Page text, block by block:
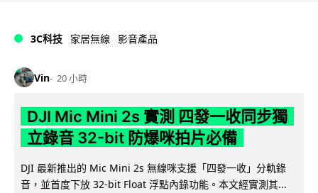
3C科技 家居無線 影音產品
Vin 20 小時
DJI Mic Mini 2s 實測 四發一收同步獨
立錄音 32-bit 防爆咪拍片必備
DJI 最新推出的 Mic Mini 2s 無線咪支援「四發一收」分軌錄
音，並首度下放 32-bit Float 浮點內錄功能。本文經實測其...